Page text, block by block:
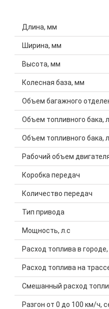
Длина, мм
Ширина, мм
Высота, мм
Колесная база, мм
Объем багажного
Объем топливного бака, л
Объем топливного бака, л
Рабочий объем
Коробка передач
Количество передач
Тип привода
Мощность, л.с
Расход топлива в
Расход топлива на
Смешанный расход
Разгон от 0 до 100 км/ч,